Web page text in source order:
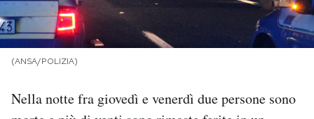
SHOP
(ANSA/POLIZIA)
Nella notte fra giovedì e venerdì due persone sono